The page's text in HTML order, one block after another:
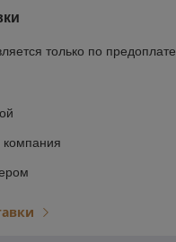
только по предоплате.
компания